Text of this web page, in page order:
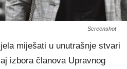
Screenshot
miješati u unutrašnje stvari
izbora članova Upravnog